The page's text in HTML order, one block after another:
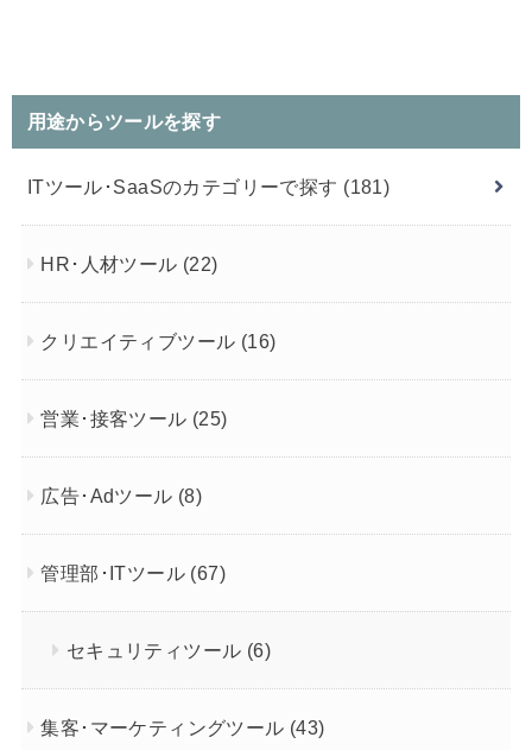
用途からツールを探す
ITツール･SaaSのカテゴリーで探す (181)
HR･人材ツール (22)
クリエイティブツール (16)
営業･接客ツール (25)
広告･Adツール (8)
管理部･ITツール (67)
セキュリティツール (6)
集客･マーケティングツール (43)